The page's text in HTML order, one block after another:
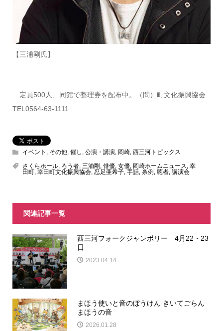
【三浦剛氏】
定員500人、同館で整理券を配布中。（問）町文化振興協会
TEL0564-63-1111
イベント その他, 催し 公演・講演, 岡崎, 西三河トピックス
さくらホール, ろう者, 三浦剛, 俳優, 女優, 岡崎ホームニュース 幸
田町, 幸田町文化振興協会, 忍足亜希子, 手話, 条例 聴者, 講演会
関連記事一覧
西三河フォークジャンボリー 4月22・23
日
2023.04.14
まほう使いと音のぼうけん きいてごらん
まほうの音
2026.01.28